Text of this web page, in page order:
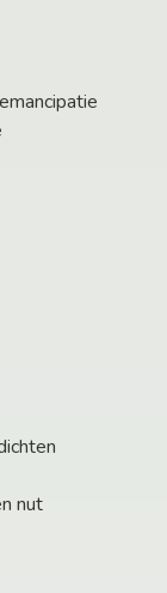
nut